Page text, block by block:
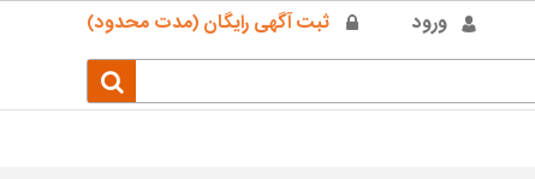
ورود ثبت آگهی رایگان (مدت محدود)